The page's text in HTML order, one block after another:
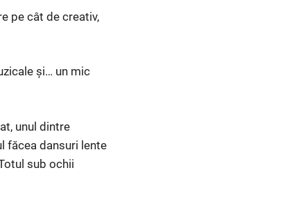
pe cât de creativ,
și… un mic
unul dintre
făcea dansuri lente
sub ochii